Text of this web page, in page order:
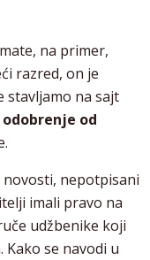
na primer,
razred, on je
stavljamo na sajt
od
nepotpisani
imali pravo na
udžbenike koji
Kako se navodi u